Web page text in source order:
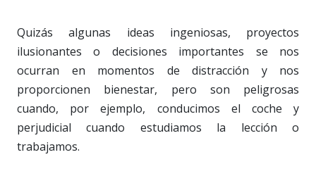
Quizás algunas ideas ingeniosas, proyectos
ilusionantes o decisiones importantes se nos
ocurran en momentos de distracción y nos
proporcionen bienestar, pero son peligrosas
cuando, por ejemplo, conducimos el coche y
perjudicial cuando estudiamos la lección o
trabajamos.